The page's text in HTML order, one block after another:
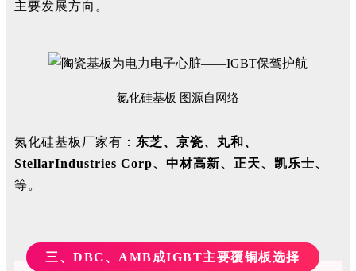
主要发展方向。
氮化硅基板 图源自网络
氮化硅基板厂家有： 东芝、京瓷、丸和、
StellarIndustries Corp、中材高新、正天、凯乐士、
等。
三、DBC、AMB成IGBT主要覆铜板选择